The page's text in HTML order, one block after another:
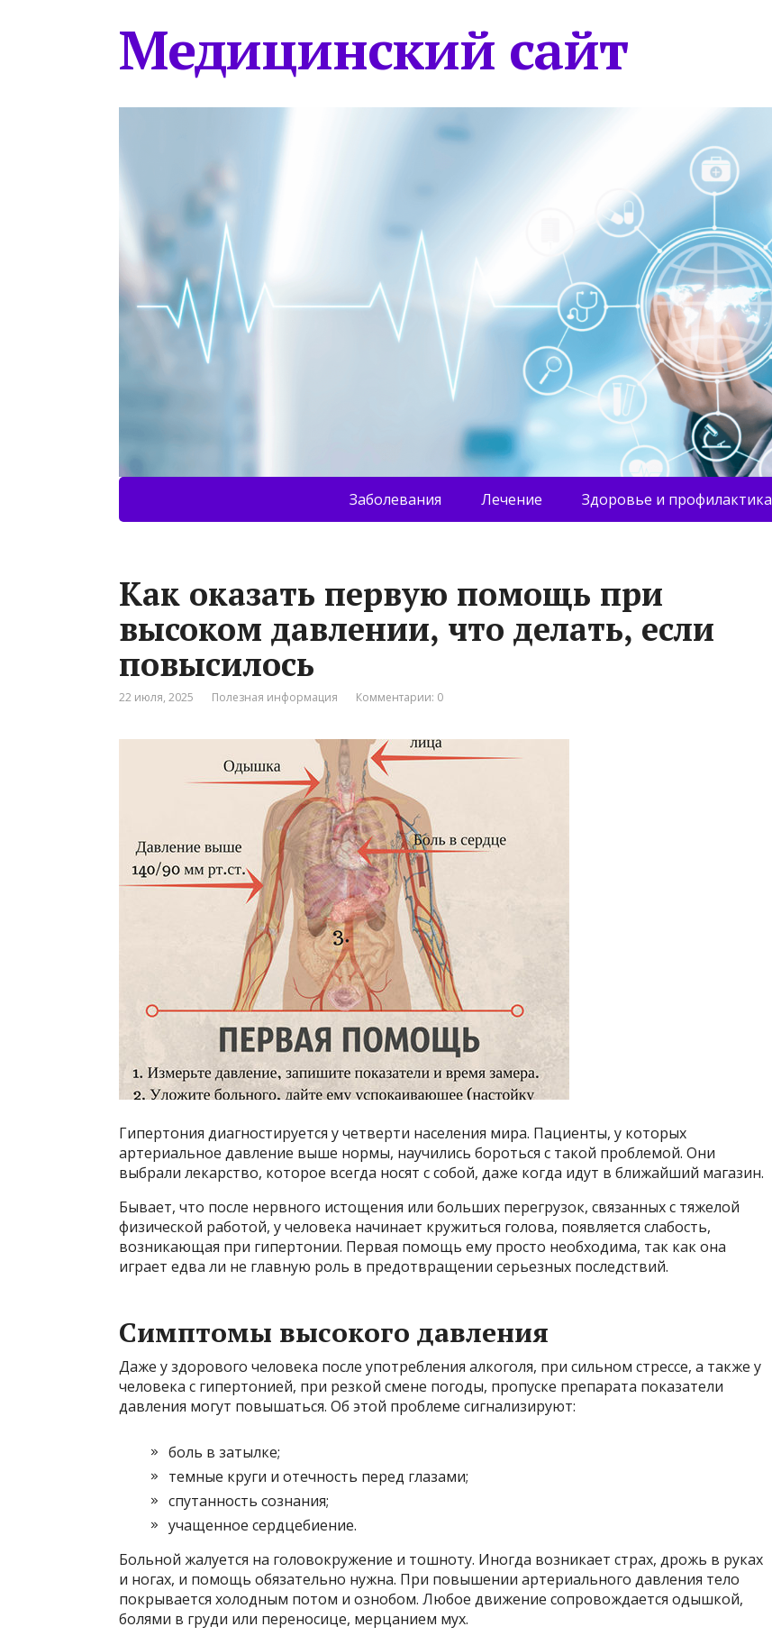
Медицинский сайт
Заболевания Лечение Здоровье и профилактика
Как оказать первую помощь при
высоком давлении, что делать, если
повысилось
22 июля, 2025 Полезная информация Комментарии: 0
Гипертония диагностируется у четверти населения мира. Пациенты, у которых
артериальное давление выше нормы, научились бороться с такой проблемой. Они
выбрали лекарство, которое всегда носят с собой, даже когда идут в ближайший магазин.
Бывает, что после нервного истощения или больших перегрузок, связанных с тяжелой
физической работой, у человека начинает кружиться голова, появляется слабость,
возникающая при гипертонии. Первая помощь ему просто необходима, так как она
играет едва ли не главную роль в предотвращении серьезных последствий.
Симптомы высокого давления
Даже у здорового человека после употребления алкоголя, при сильном стрессе, а также у
человека с гипертонией, при резкой смене погоды, пропуске препарата показатели
давления могут повышаться. Об этой проблеме сигнализируют:
боль в затылке;
темные круги и отечность перед глазами;
спутанность сознания;
учащенное сердцебиение.
Больной жалуется на головокружение и тошноту. Иногда возникает страх, дрожь в руках
и ногах, и помощь обязательно нужна. При повышении артериального давления тело
покрывается холодным потом и ознобом. Любое движение сопровождается одышкой,
болями в груди или переносице, мерцанием мух.